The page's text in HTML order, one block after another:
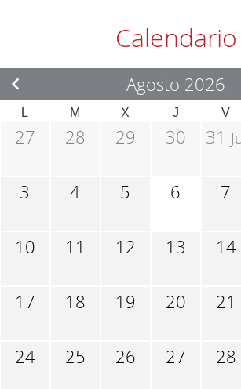
Calendario
Agosto 2026
L M X J V
27 28 29 30 31
3 4 5 6 7
10 11 12 13 14
17 18 19 20 21
24 25 26 27 28